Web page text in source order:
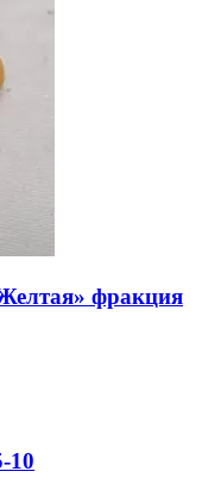
фракция
10